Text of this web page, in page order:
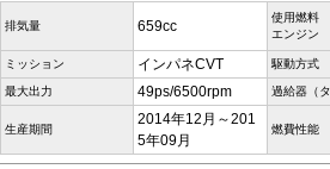
排気量 659cc
使用燃料
エンジン
ミッション インパネCVT 駆動方式
最大出力 49ps/6500rpm 過給器（タ
生産期間
2014年12月～201
5年09月
燃費性能